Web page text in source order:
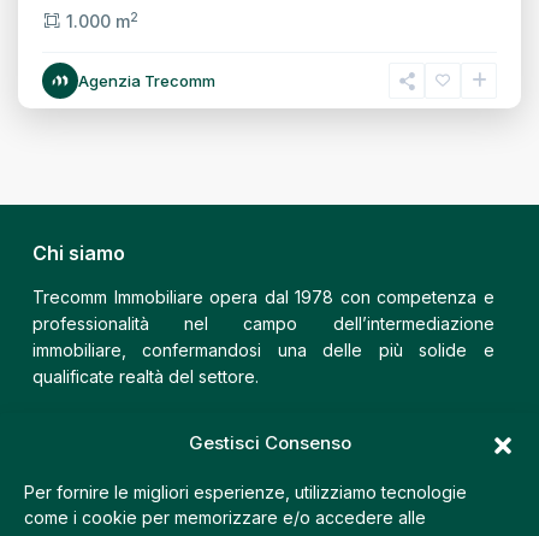
Gestisci Consenso
Per fornire le migliori esperienze, utilizziamo tecnologie
come i cookie per memorizzare e/o accedere alle
1.000 m2
Agenzia Trecomm
Chi siamo
Trecomm Immobiliare opera dal 1978 con competenza e
professionalità nel campo dell’intermediazione
immobiliare, confermandosi una delle più solide e
qualificate realtà del settore.
Via Postumia, 9 – 31100 Treviso (TV)
+39 335 7460196